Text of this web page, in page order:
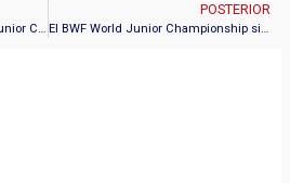
Ha comenzado el BWF World Junior Championships 2022 en el Palacio de Deportes de Santander.
POSTERIOR
El BWF World Junior Championship sigue avanzado